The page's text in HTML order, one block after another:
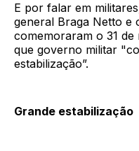
E por falar em
general Braga Netto e
comemoraram o 31
que governo militar
estabilização”.
Grande estabilização